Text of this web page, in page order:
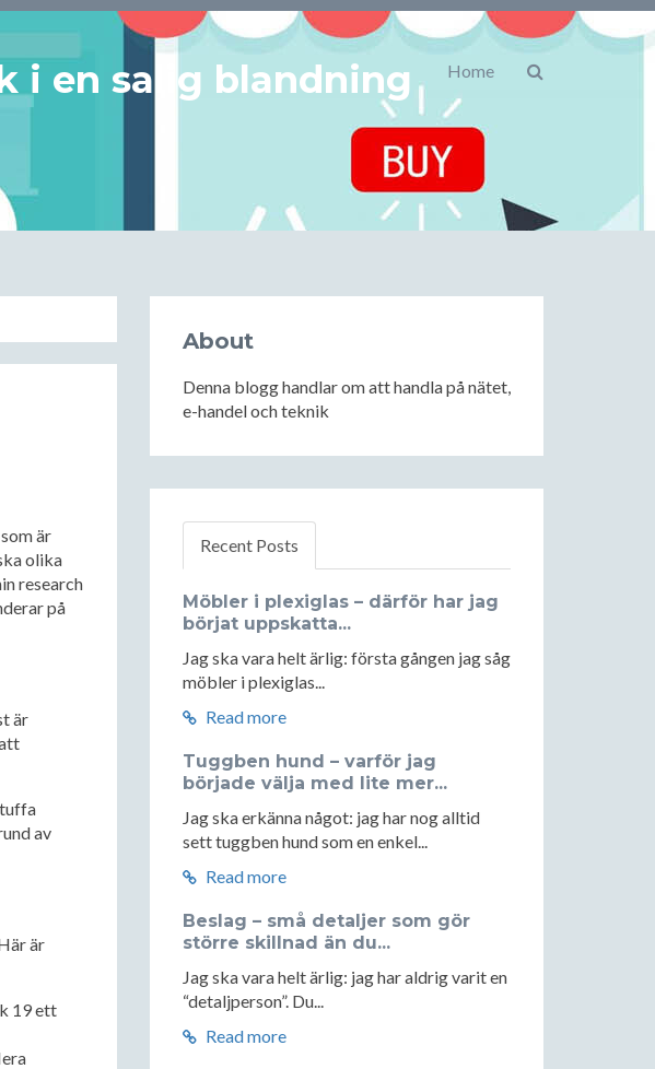
i en salig blandning Home
är
olika
research
på
är
av
är
19 ett
About
Denna blogg handlar om att handla på nätet,
e-handel och teknik
Recent Posts
Möbler i plexiglas – därför har jag
börjat uppskatta...
Jag ska vara helt ärlig: första gången jag såg
möbler i plexiglas...
Read more
Tuggben hund – varför jag
började välja med lite mer...
Jag ska erkänna något: jag har nog alltid
sett tuggben hund som en enkel...
Read more
Beslag – små detaljer som gör
större skillnad än du...
Jag ska vara helt ärlig: jag har aldrig varit en
“detaljperson”. Du...
Read more